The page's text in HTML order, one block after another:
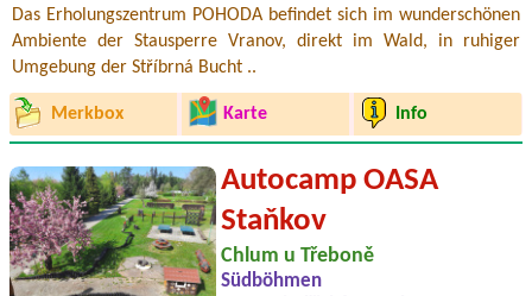
Das Erholungszentrum POHODA befindet sich im wunderschönen
Ambiente der Stausperre Vranov, direkt im Wald, in ruhiger
Umgebung der Stříbrná Bucht ..
Merkbox Karte Info
Autocamp OASA
Staňkov
Chlum u Třeboně
Südböhmen